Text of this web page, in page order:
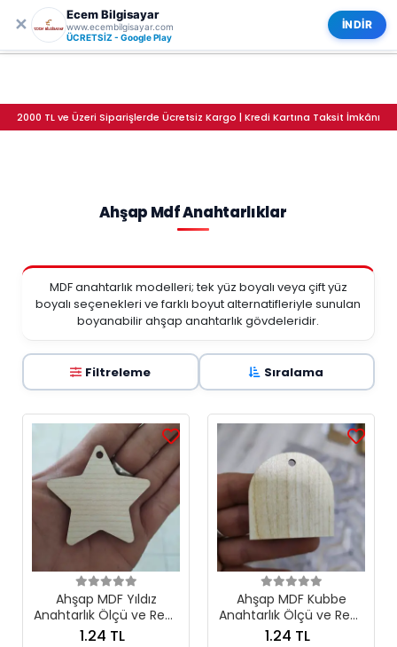
✕
Ecem Bilgisayar
www.ecembilgisayar.com
ÜCRETSİZ - Google Play
İNDİR
2000 TL ve Üzeri Siparişlerde Ücretsiz Kargo | Kredi Kartına Taksit İmkânı
0
Ahşap Mdf Anahtarlıklar
MDF anahtarlık modelleri; tek yüz boyalı veya çift yüz
boyalı seçenekleri ve farklı boyut alternatifleriyle sunulan
boyanabilir ahşap anahtarlık gövdeleridir.
Filtreleme Sıralama
Ahşap MDF Yıldız
Anahtarlık Ölçü ve Renk
Seçimli
1.24 TL
Ahşap MDF Kubbe
Anahtarlık Ölçü ve Renk
Seçimli
1.24 TL
Ahşap Mdf Anahtarlıklar Kategoriler